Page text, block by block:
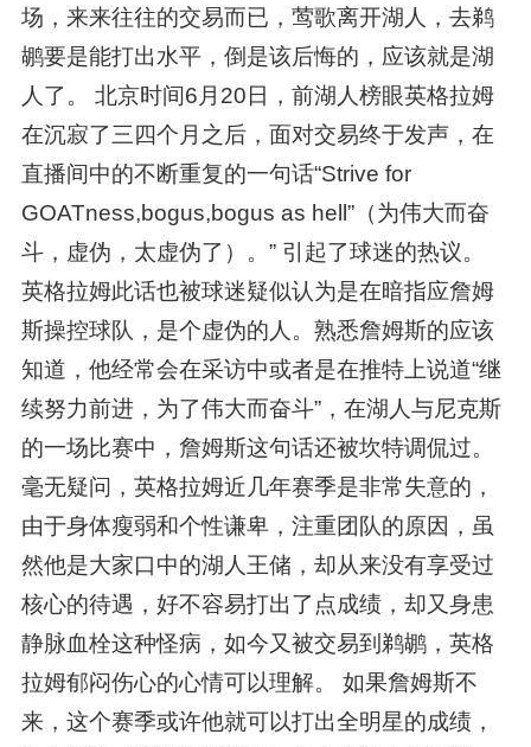
场，来来往往的交易而已，莺歌离开湖人，去鹈
鹕要是能打出水平，倒是该后悔的，应该就是湖
人了。 北京时间6月20日，前湖人榜眼英格拉姆
在沉寂了三四个月之后，面对交易终于发声，在
直播间中的不断重复的一句话“Strive for
GOATness,bogus,bogus as hell”（为伟大而奋
斗，虚伪，太虚伪了）。” 引起了球迷的热议。
英格拉姆此话也被球迷疑似认为是在暗指应詹姆
斯操控球队，是个虚伪的人。熟悉詹姆斯的应该
知道，他经常会在采访中或者是在推特上说道“继
续努力前进，为了伟大而奋斗”，在湖人与尼克斯
的一场比赛中，詹姆斯这句话还被坎特调侃过。
毫无疑问，英格拉姆近几年赛季是非常失意的，
由于身体瘦弱和个性谦卑，注重团队的原因，虽
然他是大家口中的湖人王储，却从来没有享受过
核心的待遇，好不容易打出了点成绩，却又身患
静脉血栓这种怪病，如今又被交易到鹈鹕，英格
拉姆郁闷伤心的心情可以理解。 如果詹姆斯不
来，这个赛季或许他就可以打出全明星的成绩，